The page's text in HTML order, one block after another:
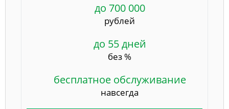
до 700 000
рублей
до 55 дней
без %
бесплатное обслуживание
навсегда